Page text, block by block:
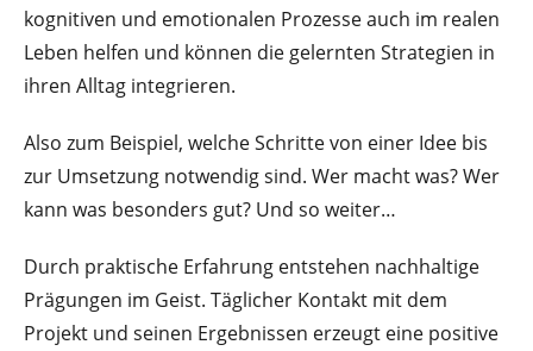
kognitiven und emotionalen Prozesse auch im realen
Leben helfen und können die gelernten Strategien in
ihren Alltag integrieren.
Also zum Beispiel, welche Schritte von einer Idee bis
zur Umsetzung notwendig sind. Wer macht was? Wer
kann was besonders gut? Und so weiter…
Durch praktische Erfahrung entstehen nachhaltige
Prägungen im Geist. Täglicher Kontakt mit dem
Projekt und seinen Ergebnissen erzeugt eine positive